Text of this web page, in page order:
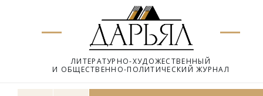
ЛИТЕРАТУРНО-ХУДОЖЕСТВЕННЫЙ
И ОБЩЕСТВЕННО-ПОЛИТИЧЕСКИЙ ЖУРНАЛ